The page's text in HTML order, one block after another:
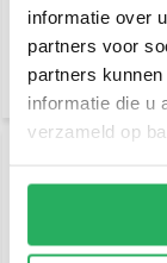
informatie over
partners voor
partners
informatie die u
verzameld op
€ 29,95Incl. btw
€ 24,75 Excl. btw